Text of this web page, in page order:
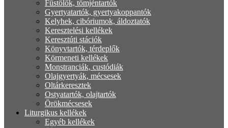
Füstölők, tömjéntartók
Gyertyatartók, gyertyakoppantók
Kelyhek, cibóriumok, áldoztatók
Keresztelési kellékek
Keresztúti stációk
Könyvtartók, térdeplők
Körmeneti kellékek
Monstranciák, custódiák
Olajgyertyák, mécsesek
Oltárkeresztek
Ostyatartók, olajtartók
Örökmécsesek
Liturgikus kellékek
Egyéb kellékek